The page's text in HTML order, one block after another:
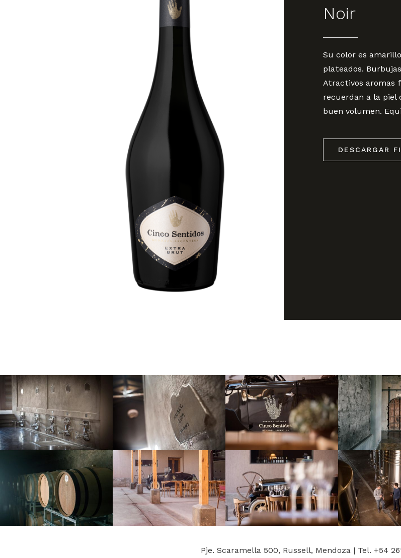
Noir
Su color es
plateados.
Atractivos aromas
recuerdan a la piel
buen volumen.
DESCARGAR
Pje. Scaramella 500, Russell, Mendoza | Tel. +54